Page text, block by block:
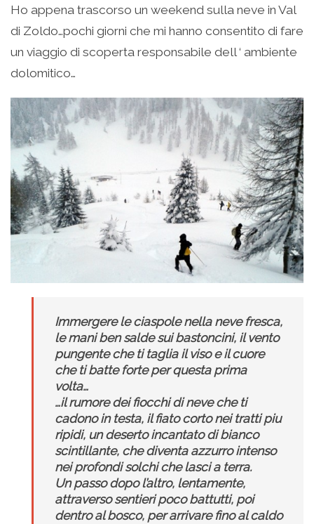
su
Facebook
(Si
apre
una
nuova
finestra)
condividere
su
Twitter
(Si
in
una
finestra)
condividere
su
Google+
(Si
apre
in
una
condividere
su
LinkedIn
(Si
in
una
stampare
(Si
apre
in
nuova
finestra)
Ho appena trascorso un weekend sulla neve in Val
di Zoldo…pochi giorni che mi hanno consentito di fare
un viaggio di scoperta responsabile dell ‘ ambiente
dolomitico…
Immergere le ciaspole nella neve fresca,
le mani ben salde sui bastoncini, il vento
pungente che ti taglia il viso e il cuore
che ti batte forte per questa prima
volta…
…il rumore dei fiocchi di neve che ti
cadono in testa, il fiato corto nei tratti piu
ripidi, un deserto incantato di bianco
scintillante, che diventa azzurro intenso
nei profondi solchi che lasci a terra.
Un passo dopo l’altro, lentamente,
attraverso sentieri poco battutti, poi
dentro al bosco, per arrivare fino al caldo